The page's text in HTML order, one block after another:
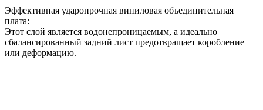
Эффективная ударопрочная виниловая объединительная
плата:
Этот слой является водонепроницаемым, а идеально
сбалансированный задний лист предотвращает коробление
или деформацию.